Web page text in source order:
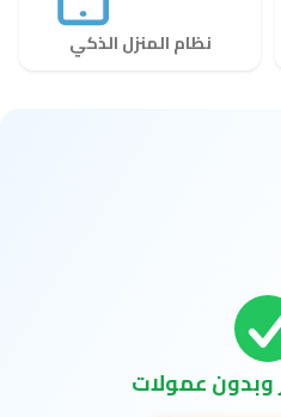
نظام المنزل الذكي
وبدون عمولات